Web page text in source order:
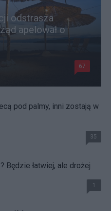
odstrasza
apelował o
67
pod palmy, inni zostają w
35
Będzie łatwiej, ale drożej
1